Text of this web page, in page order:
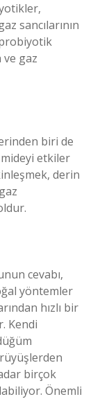
sancılarının
ve gaz
biri de
etkiler
derin
cevabı,
yöntemler
hızlı bir
Kendi
birçok
Önemli